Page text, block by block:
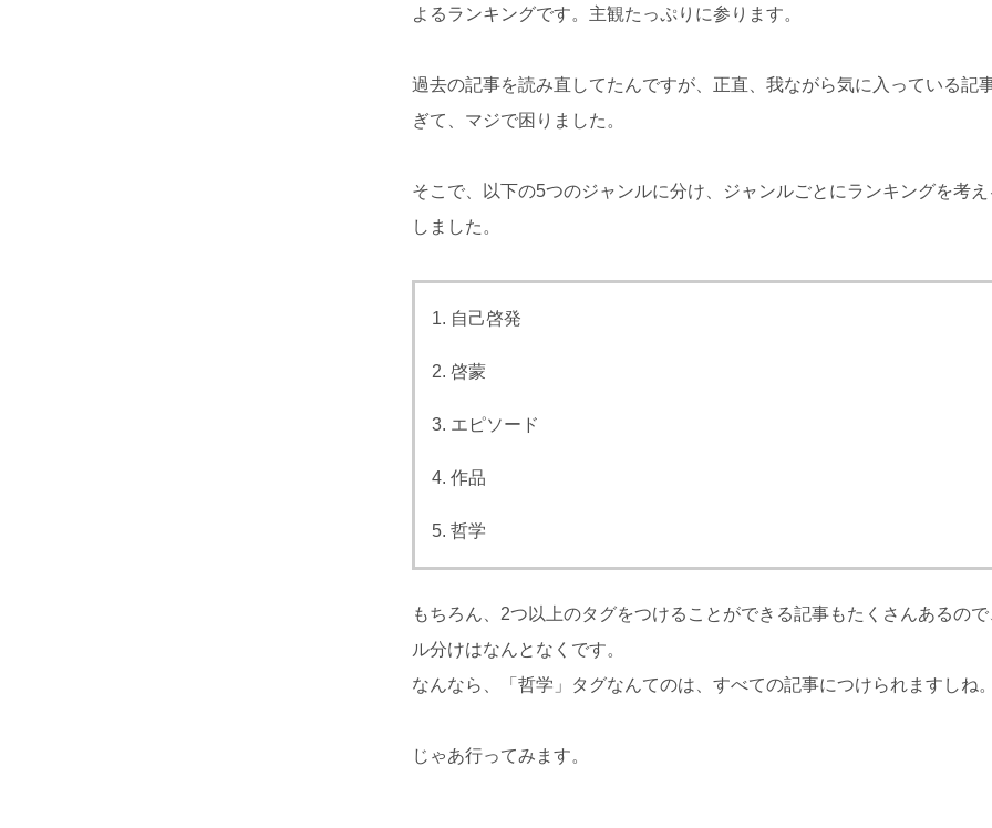
よるランキングです。主観たっぷりに参ります。
過去の記事を読み直してたんですが、正直、我ながら気に入っている記
ぎて、マジで困りました。
そこで、以下の5つのジャンルに分け、ジャンルごとにランキングを考え
しました。
自己啓発
啓蒙
エピソード
作品
哲学
もちろん、2つ以上のタグをつけることができる記事もたくさんあるの
ル分けはなんとなくです。
なんなら、「哲学」タグなんてのは、すべての記事につけられますしね。
じゃあ行ってみます。